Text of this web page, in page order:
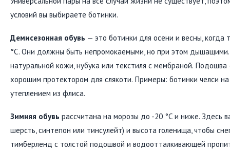
условий вы выбираете ботинки.
Демисезонная обувь — это ботинки для осени и весны, когда
°C. Они должны быть непромокаемыми, но при этом
натуральной кожи, нубука или текстиля с мембраной.
хорошим протектором для слякоти. Примеры: ботинки челси
утеплением из флиса.
Зимняя обувь рассчитана на морозы до -20 °C и ниже. Здесь
шерсть, синтепон или тинсулейт) и высота голенища, чтобы
тимберленд с толстой подошвой и водоотталкивающей